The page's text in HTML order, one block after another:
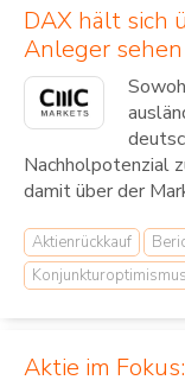
DAX hält sich
Anleger
Nachholpotenzial
damit über der
Aktienrückkauf
Konjunkturoptimismus
Aktie im